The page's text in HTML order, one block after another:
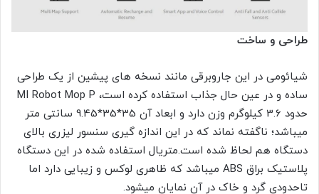
طراحی و ساخت
شیائومی در این جاروبرقی مانند نسخه های پیشین از یک طراحی
ساده و در عین حال جذاب استفاده کرده است، MI Robot Mop P
حدود 3.6 کیلوگرم وزن دارد و ابعاد آن 35*35*9.45 سانتی متر
میباشد؛ ناگفته نماند که در این اندازه گیری سنسور لیزری بالای
دستگاه هم لحاظ شده است.متریال استفاده شده در این دستگاه
پلاستیک براق ABS میباشد که ظاهری لوکس و زیبایی دارد اما
تاحدودی گرد و خاک در آن نمایان میشود.